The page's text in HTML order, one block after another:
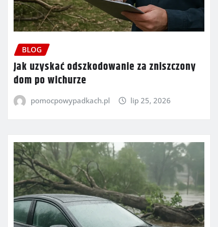
BLOG
Jak uzyskać odszkodowanie za zniszczony
dom po wichurze
pomocpowypadkach.pl lip 25, 2026